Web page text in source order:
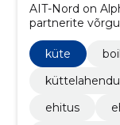
AIT-Nord on
partnerite
teenindust
küte
ehitus